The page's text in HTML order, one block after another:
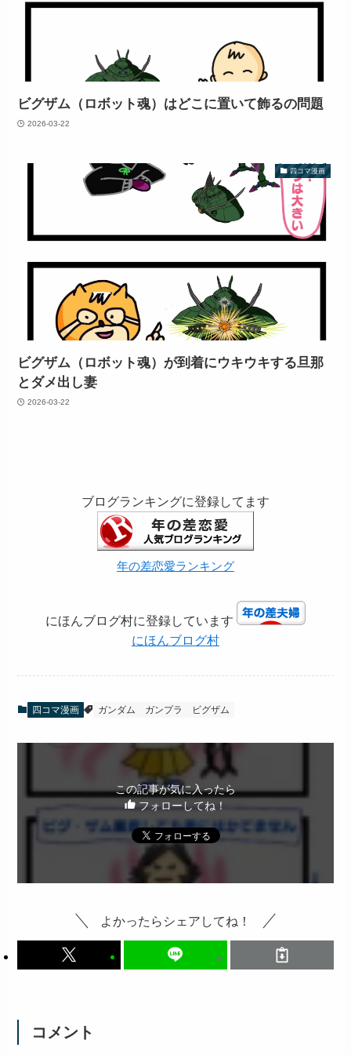
ビグザム（ロボット魂）はどこに置いて飾るの問題
2026-03-22
四コマ漫画
ビグザム（ロボット魂）が到着にウキウキする旦那
とダメ出し妻
2026-03-22
ブログランキングに登録してます
年の差恋愛ランキング
にほんブログ村に登録しています
にほんブログ村
四コマ漫画 ガンダム ガンプラ ビグザム
この記事が気に入ったら
フォローしてね！
よかったらシェアしてね！
コメント